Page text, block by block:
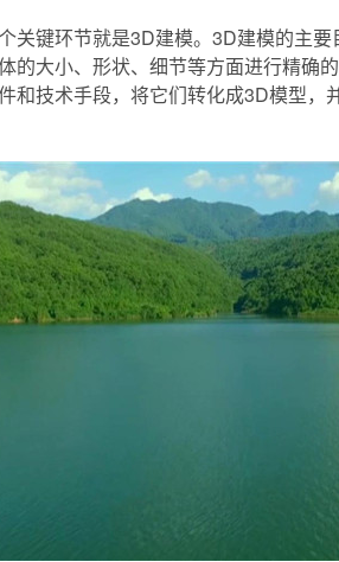
关键环节就是3D建模。3D建模的主
的大小、形状、细节等方面进行精确
和技术手段，将它们转化成3D模型，